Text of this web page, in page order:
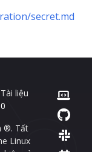
secret.md
liệu
®. Tất
Linux